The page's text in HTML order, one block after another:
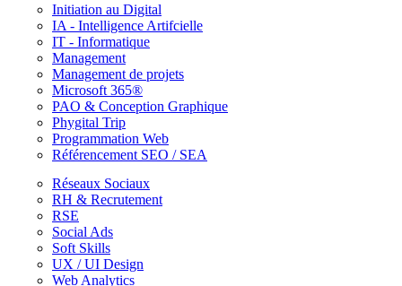
Initiation au Digital
IA - Intelligence Artifcielle
IT - Informatique
Management
Management de projets
Microsoft 365®
PAO & Conception Graphique
Phygital Trip
Programmation Web
Référencement SEO / SEA
Réseaux Sociaux
RH & Recrutement
RSE
Social Ads
Soft Skills
UX / UI Design
Web Analytics